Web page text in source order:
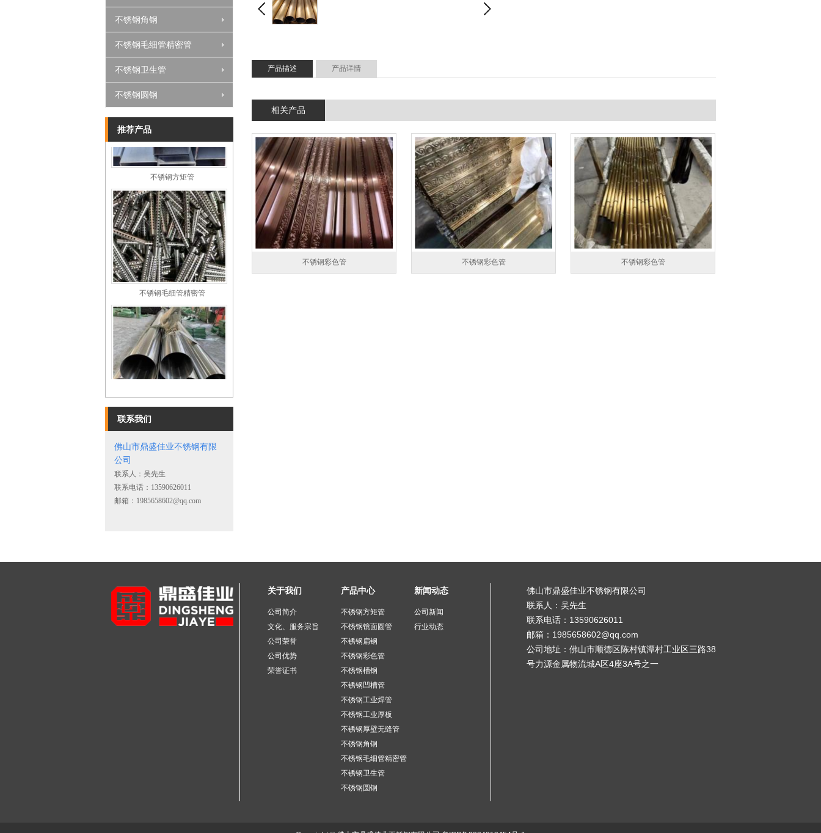
不锈钢角钢
不锈钢毛细管精密管
不锈钢卫生管
不锈钢圆钢
推荐产品
不锈钢方矩管
不锈钢毛细管精密管
不锈钢镜面圆管
联系我们
佛山市鼎盛佳业不锈钢有限
公司
联系人：吴先生
联系电话：13590626011
邮箱：1985658602@qq.com
产品描述 产品详情
相关产品
不锈钢彩色管 不锈钢彩色管 不锈钢彩色管
关于我们
公司简介
文化、服务宗旨
公司荣誉
公司优势
荣誉证书
产品中心
不锈钢方矩管
不锈钢镜面圆管
不锈钢扁钢
不锈钢彩色管
不锈钢槽钢
不锈钢凹槽管
不锈钢工业焊管
不锈钢工业厚板
不锈钢厚壁无缝管
不锈钢角钢
不锈钢毛细管精密管
不锈钢卫生管
不锈钢圆钢
新闻动态
公司新闻
行业动态
佛山市鼎盛佳业不锈钢有限公司
联系人：吴先生
联系电话：13590626011
邮箱：1985658602@qq.com
公司地址：佛山市顺德区陈村镇潭村工业区三路38
号力源金属物流城A区4座3A号之一